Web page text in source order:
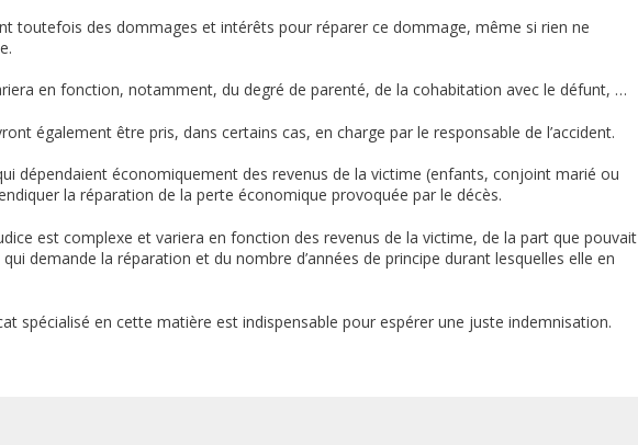
toutefois des dommages et intérêts pour réparer ce dommage, même si rien ne
en fonction, notamment, du degré de parenté, de la cohabitation avec le défunt, …
également être pris, dans certains cas, en charge par le responsable de l’accident.
dépendaient économiquement des revenus de la victime (enfants, conjoint marié ou
la réparation de la perte économique provoquée par le décès.
est complexe et variera en fonction des revenus de la victime, de la part que pouvait
demande la réparation et du nombre d’années de principe durant lesquelles elle en
spécialisé en cette matière est indispensable pour espérer une juste indemnisation.